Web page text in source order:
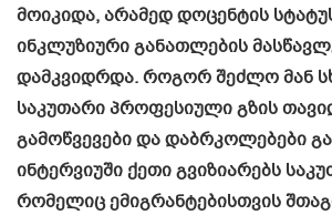
მოიკიდა, არამედ დოცენტის
ინკლუზიური განათლების
დამკვიდრდა. როგორ შეძლო მან
საკუთარი პროფესიული გზის
გამოწვევები და დაბრკოლებები
ინტერვიუში ქეთი გვიზიარებს
რომელიც ემიგრანტებისთვის